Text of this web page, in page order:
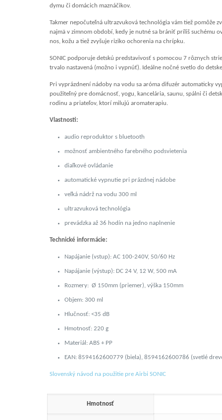
dymu či domácich maznáčikov.
Takmer nepočuteľná ultrazvuková technológia vám tiež pomôže
najmä v zimnom období, kedy je nutné sa brániť príliš suchému
nos, kožu a tiež zvyšuje riziko ochorenia na chrípku.
SONIC podporuje detskú predstavivosť s pomocou 7 rôznych
trvalo nastavená (možno i vypnúť). Ideálne nočné svetlo do
Pri vyprázdnení nádoby na vodu sa aróma difuzér automaticky
použiteľný pre domácnosť, yogu, kancelária, saunu, spálni či
rodinu a priateľov, ktorí milujú aromaterapiu.
Vlastnosti:
audio reproduktor s bluetooth
možnosť ambientného farebného podsvietenia
diaľkové ovládanie
automatické vypnutie pri prázdnej nádobe
veľká nádrž na vodu 300 ml
ultrazvuková technológia
prevádzka až 36 hodín na jedno naplnenie
Technické informácie:
Napájanie (vstup): AC 100-240V, 50/60 Hz
Napájanie (výstup): DC 24 V, 12 W, 500 mA
Rozmery: Ø 150mm (priemer), výška 150mm
Objem: 300 ml
Hlučnosť: <35 dB
Hmotnosť: 220 g
Materiál: ABS + PP
EAN: 8594162600779 (biela), 8594162600786 (svetlé
Slovenský návod na použitie pre Airbi SONIC
Hmotnosť